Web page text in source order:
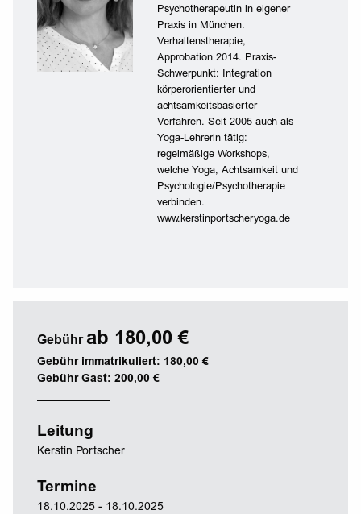
Psychotherapeutin in eigener
Praxis in München.
Verhaltenstherapie,
Approbation 2014. Praxis-
Schwerpunkt: Integration
körperorientierter und
achtsamkeitsbasierter
Verfahren. Seit 2005 auch als
Yoga-Lehrerin tätig:
regelmäßige Workshops,
welche Yoga, Achtsamkeit und
Psychologie/Psychotherapie
verbinden.
www.kerstinportscheryoga.de
Gebühr ab 180,00 €
Gebühr immatrikuliert: 180,00 €
Gebühr Gast: 200,00 €
Leitung
Kerstin Portscher
Termine
18.10.2025 - 18.10.2025